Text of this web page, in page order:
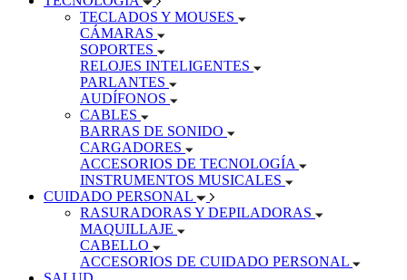
TECLADOS Y MOUSES
CÁMARAS
SOPORTES
RELOJES INTELIGENTES
PARLANTES
AUDÍFONOS
CABLES
BARRAS DE SONIDO
CARGADORES
ACCESORIOS DE TECNOLOGÍA
INSTRUMENTOS MUSICALES
CUIDADO PERSONAL
RASURADORAS Y DEPILADORAS
MAQUILLAJE
CABELLO
ACCESORIOS DE CUIDADO PERSONAL